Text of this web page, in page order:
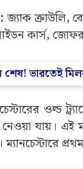
জ্যাক ক্রাউলি,
কার্স,
শেষ! ভারতেই
ওল্ড
যায়। এই